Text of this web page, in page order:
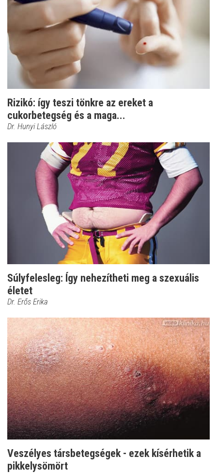
Rizikó: így teszi tönkre az ereket a
cukorbetegség és a maga...
Dr. Hunyi László
Súlyfelesleg: Így nehezítheti meg a szexuális
életet
Dr. Erős Erika
Veszélyes társbetegségek - ezek kísérhetik a
pikkelysömört